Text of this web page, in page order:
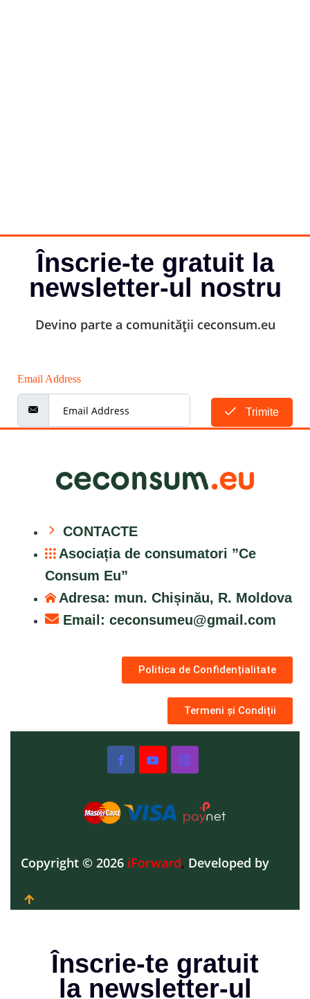
Înscrie-te gratuit la
newsletter-ul nostru
Devino parte a comunității ceconsum.eu
Email Address
Trimite
CONTACTE
Asociația de consumatori ”Ce
Consum Eu”
Adresa: mun. Chișinău, R. Moldova
Email: ceconsumeu@gmail.com
Politica de Confidențialitate
Termeni și Condiții
Copyright © 2026 iForward, Developed by
Înscrie-te gratuit
la newsletter-ul